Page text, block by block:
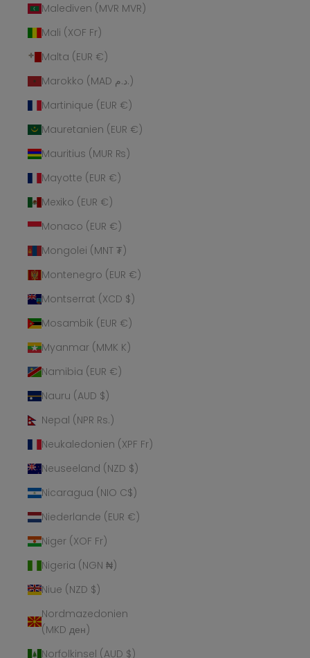
Malediven (MVR MVR)
Mali (XOF Fr)
Malta (EUR €)
Marokko (MAD د.م.)
Martinique (EUR €)
Mauretanien (EUR €)
Mauritius (MUR ₨)
Mayotte (EUR €)
Mexiko (EUR €)
Monaco (EUR €)
Mongolei (MNT ₮)
Montenegro (EUR €)
Montserrat (XCD $)
Mosambik (EUR €)
Myanmar (MMK K)
Namibia (EUR €)
Nauru (AUD $)
Nepal (NPR Rs.)
Neukaledonien (XPF Fr)
Neuseeland (NZD $)
Nicaragua (NIO C$)
Niederlande (EUR €)
Niger (XOF Fr)
Nigeria (NGN ₦)
Niue (NZD $)
Nordmazedonien
(MKD ден)
Norfolkinsel (AUD $)